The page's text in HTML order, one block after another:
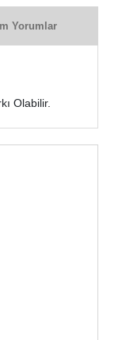
Yorumlar
Olabilir.